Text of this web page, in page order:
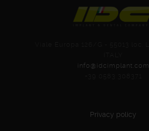
info@idcimplant.com
Privacy policy